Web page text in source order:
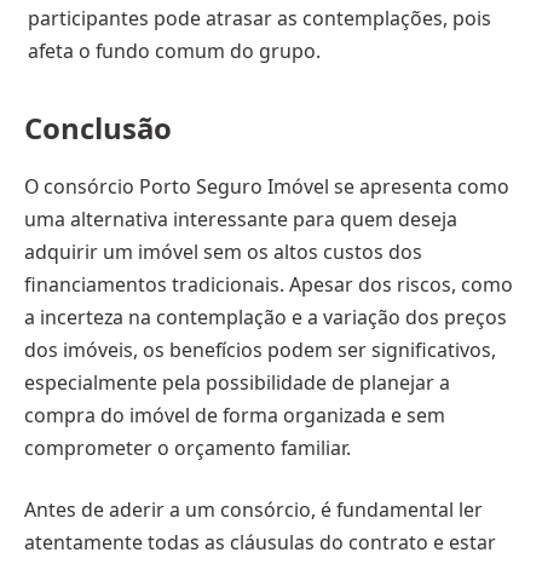
participantes pode atrasar as contemplações, pois
afeta o fundo comum do grupo.
Conclusão
O consórcio Porto Seguro Imóvel se apresenta como
uma alternativa interessante para quem deseja
adquirir um imóvel sem os altos custos dos
financiamentos tradicionais. Apesar dos riscos, como
a incerteza na contemplação e a variação dos preços
dos imóveis, os benefícios podem ser significativos,
especialmente pela possibilidade de planejar a
compra do imóvel de forma organizada e sem
comprometer o orçamento familiar.
Antes de aderir a um consórcio, é fundamental ler
atentamente todas as cláusulas do contrato e estar